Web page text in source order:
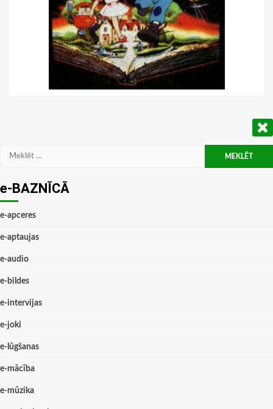
Meklēt:
e-BAZNĪCĀ
e-apceres
e-aptaujas
e-audio
e-bildes
e-intervijas
e-joki
e-lūgšanas
e-mācība
e-mūzika